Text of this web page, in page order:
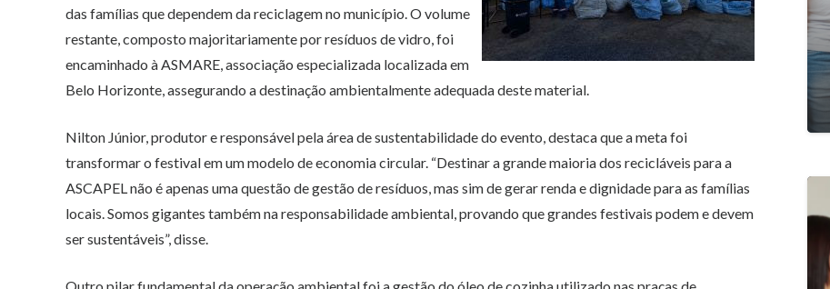
das famílias que dependem da reciclagem no município. O volume
restante, composto majoritariamente por resíduos de vidro, foi
encaminhado à ASMARE, associação especializada localizada em
Belo Horizonte, assegurando a destinação ambientalmente adequada deste material.
Nilton Júnior, produtor e responsável pela área de sustentabilidade do evento, destaca que a meta foi
transformar o festival em um modelo de economia circular. “Destinar a grande maioria dos recicláveis para a
ASCAPEL não é apenas uma questão de gestão de resíduos, mas sim de gerar renda e dignidade para as famílias
locais. Somos gigantes também na responsabilidade ambiental, provando que grandes festivais podem e devem
ser sustentáveis”, disse.